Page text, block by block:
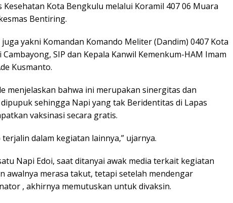
Kesehatan Kota Bengkulu melalui Koramil 407 06 Muara
Bentiring.
yakni Komandan Komando Meliter (Dandim) 0407 Kota
SIP dan Kepala Kanwil Kemenkum-HAM Imam
Kusmanto.
menjelaskan bahwa ini merupakan sinergitas dan
sehingga Napi yang tak Beridentitas di Lapas
vaksinasi secara gratis.
dalam kegiatan lainnya,” ujarnya.
Napi Edoi, saat ditanyai awak media terkait kegiatan
awalnya merasa takut, tetapi setelah mendengar
, akhirnya memutuskan untuk divaksin.